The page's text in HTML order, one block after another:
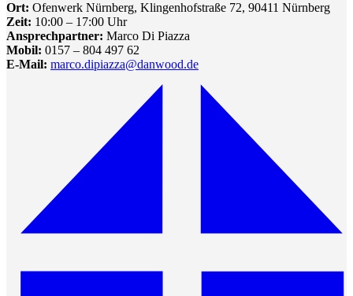
Ort: Ofenwerk Nürnberg, Klingenhofstraße 72, 90411 Nürnberg
Zeit: 10:00 – 17:00 Uhr
Ansprechpartner: Marco Di Piazza
Mobil: 0157 – 804 497 62
E-Mail: marco.dipiazza@danwood.de